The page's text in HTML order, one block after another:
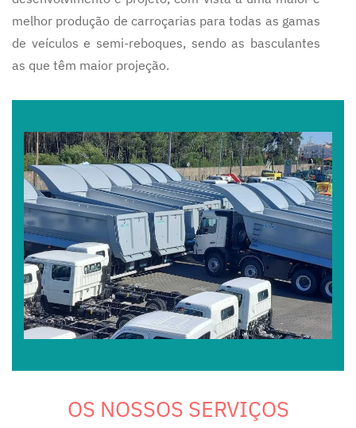
melhor produção de carroçarias para todas as gamas
de veículos e semi-reboques, sendo as basculantes
as que têm maior projeção.
OS NOSSOS SERVIÇOS